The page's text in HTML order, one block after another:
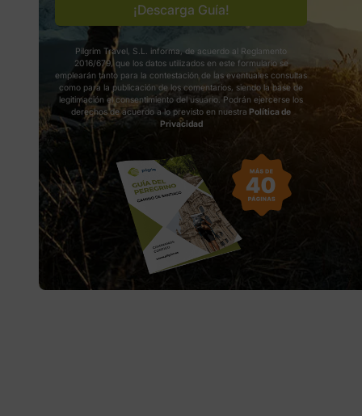
¡Descarga Guía!
Pilgrim Travel, S.L. informa, de acuerdo al Reglamento
2016/679, que los datos utilizados en este formulario se
emplearán tanto para la contestación de las eventuales consultas
como para la publicación de los comentarios, siendo la base de
legitimación el consentimiento del usuario. Podrán ejercerse los
derechos de acuerdo a lo previsto en nuestra Política de
Privacidad